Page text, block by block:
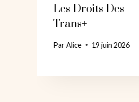
Les Droits Des
Trans+
ParAlice 19 juin 2026